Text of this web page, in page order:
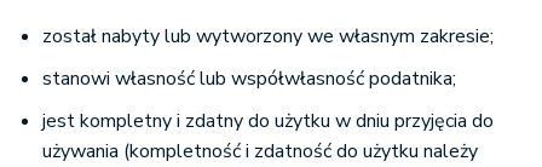
został nabyty lub wytworzony we własnym zakresie;
stanowi własność lub współwłasność podatnika;
jest kompletny i zdatny do użytku w dniu przyjęcia do
używania (kompletność i zdatność do użytku należy